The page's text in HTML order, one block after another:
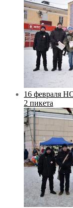
16 февраля
2 пикета